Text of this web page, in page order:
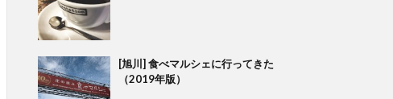
[旭川] 食べマルシェに行ってきた
（2019年版）